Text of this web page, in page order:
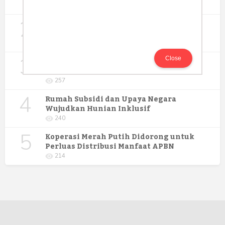
2
3 Digitalisasi Koperasi Merah Putih Buka
Peluang Ekonomi Baru di Desa
257
4 Rumah Subsidi dan Upaya Negara
Wujudkan Hunian Inklusif
240
5 Koperasi Merah Putih Didorong untuk
Perluas Distribusi Manfaat APBN
214
Close